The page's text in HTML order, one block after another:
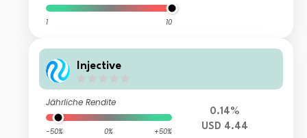
1 10
Injective
Jährliche Rendite
-50% 0% +50%
0.14%
USD 4.44